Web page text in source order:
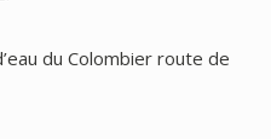
du Colombier route de